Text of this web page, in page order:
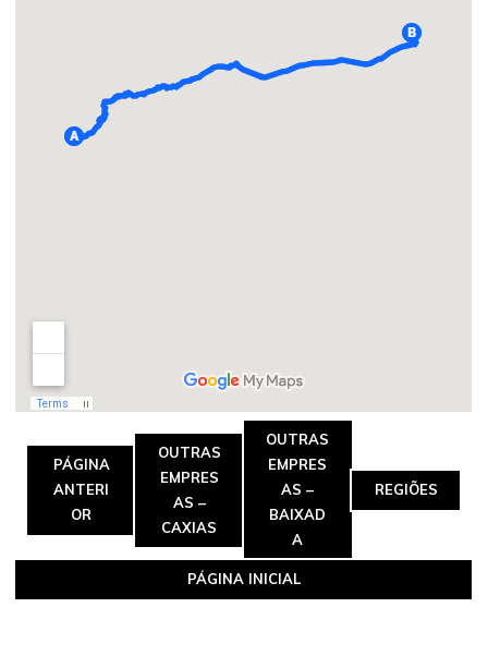
PÁGINA
ANTERI
OR
OUTRAS
EMPRES
AS –
CAXIAS
OUTRAS
EMPRES
AS –
BAIXAD
A
REGIÕES
PÁGINA INICIAL